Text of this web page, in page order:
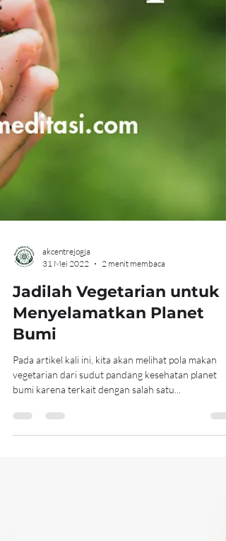
akcentrejogja
31 Mei 2022
2 menit membaca
Jadilah Vegetarian untuk
Menyelamatkan Planet
Bumi
vegetarian dari sudut pandang kesehatan planet
bumi karena terkait dengan salah satu...